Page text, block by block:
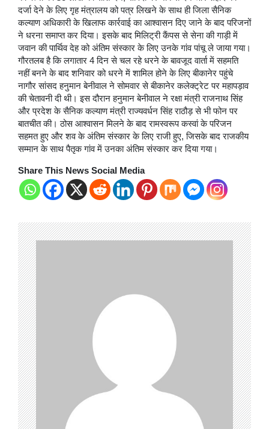
दर्जा देने के लिए गृह मंत्रालय को पत्र लिखने के साथ ही जिला सैनिक
कल्याण अधिकारी के खिलाफ कार्रवाई का आश्वासन दिए जाने के बाद परिजनों
ने धरना समाप्त कर दिया। इसके बाद मिलिट्री कैंपस से सेना की गाड़ी में
जवान की पार्थिव देह को अंतिम संस्कार के लिए उनके गांव पांचू ले जाया गया।
गौरतलब है कि लगातार 4 दिन से चल रहे धरने के बावजूद वार्ता में सहमति
नहीं बनने के बाद शनिवार को धरने में शामिल होने के लिए बीकानेर पहुंचे
नागौर सांसद हनुमान बेनीवाल ने सोमवार से बीकानेर कलेक्ट्रेट पर महापड़ाव
की चेतावनी दी थी। इस दौरान हनुमान बेनीवाल ने रक्षा मंत्री राजनाथ सिंह
और प्रदेश के सैनिक कल्याण मंत्री राज्यवर्धन सिंह राठौड़ से भी फोन पर
बातचीत की। ठोस आश्वासन मिलने के बाद रामस्वरूप कस्वां के परिजन
सहमत हुए और शव के अंतिम संस्कार के लिए राजी हुए, जिसके बाद राजकीय
सम्मान के साथ पैतृक गांव में उनका अंतिम संस्कार कर दिया गया।
Share This News Social Media